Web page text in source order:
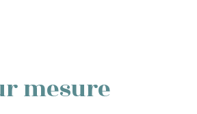
mesure